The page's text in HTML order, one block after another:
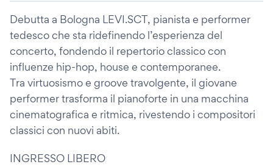
Debutta a Bologna LEVI.SCT, pianista e performer
tedesco che sta ridefinendo l’esperienza del
concerto, fondendo il repertorio classico con
influenze hip-hop, house e contemporanee.
Tra virtuosismo e groove travolgente, il giovane
performer trasforma il pianoforte in una macchina
cinematografica e ritmica, rivestendo i compositori
classici con nuovi abiti.
INGRESSO LIBERO